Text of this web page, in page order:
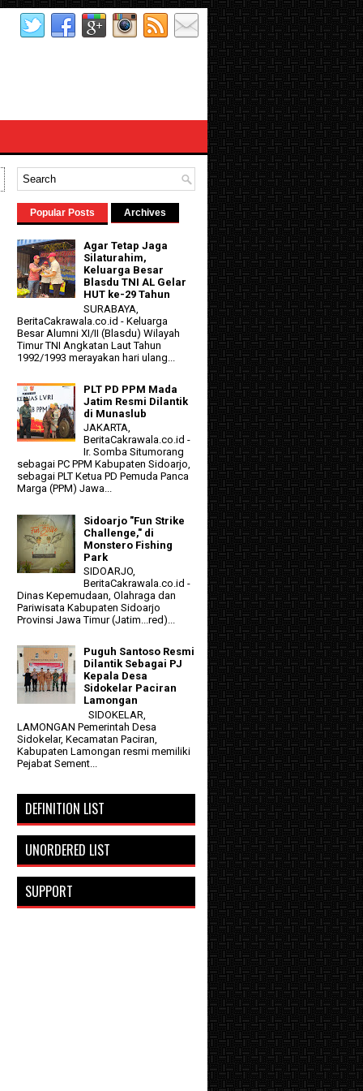
Popular Posts Archives
Agar Tetap Jaga
Silaturahim,
Keluarga Besar
Blasdu TNI AL Gelar
HUT ke-29 Tahun
SURABAYA,
BeritaCakrawala.co.id - Keluarga
Besar Alumni XI/II (Blasdu) Wilayah
Timur TNI Angkatan Laut Tahun
1992/1993 merayakan hari ulang...
PLT PD PPM Mada
Jatim Resmi Dilantik
di Munaslub
JAKARTA,
BeritaCakrawala.co.id -
Ir. Somba Situmorang
sebagai PC PPM Kabupaten Sidoarjo,
sebagai PLT Ketua PD Pemuda Panca
Marga (PPM) Jawa...
Sidoarjo "Fun Strike
Challenge," di
Monstero Fishing
Park
SIDOARJO,
BeritaCakrawala.co.id -
Dinas Kepemudaan, Olahraga dan
Pariwisata Kabupaten Sidoarjo
Provinsi Jawa Timur (Jatim...red)...
Puguh Santoso Resmi
Dilantik Sebagai PJ
Kepala Desa
Sidokelar Paciran
Lamongan
SIDOKELAR,
LAMONGAN Pemerintah Desa
Sidokelar, Kecamatan Paciran,
Kabupaten Lamongan resmi memiliki
Pejabat Sement...
DEFINITION LIST
UNORDERED LIST
SUPPORT